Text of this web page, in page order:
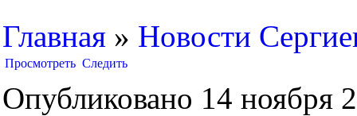
Главная » Новости
Просмотреть Следить
Опубликовано 14 ноября